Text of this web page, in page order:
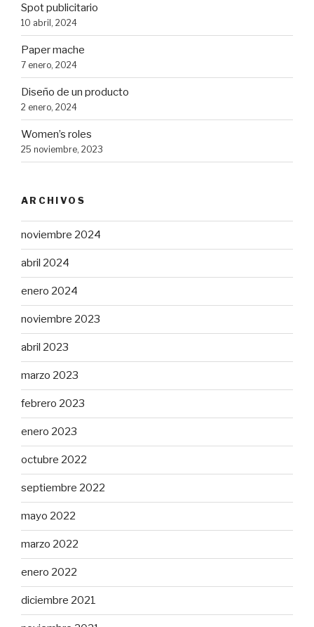
Spot publicitario
10 abril, 2024
Paper mache
7 enero, 2024
Diseño de un producto
2 enero, 2024
Women’s roles
25 noviembre, 2023
ARCHIVOS
noviembre 2024
abril 2024
enero 2024
noviembre 2023
abril 2023
marzo 2023
febrero 2023
enero 2023
octubre 2022
septiembre 2022
mayo 2022
marzo 2022
enero 2022
diciembre 2021